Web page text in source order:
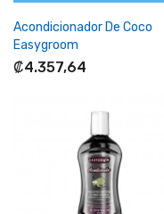
Acondicionador De Coco
Easygroom
₡4.357,64